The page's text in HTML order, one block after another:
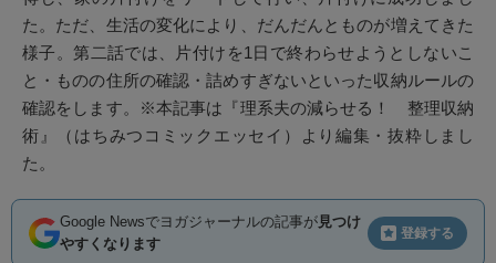
た。ただ、生活の変化により、だんだんとものが増えてきた
様子。第二話では、片付けを1日で終わらせようとしないこ
と・ものの住所の確認・詰めすぎないといった収納ルールの
確認をします。※本記事は『理系夫の減らせる！ 整理収納
術』（はちみつコミックエッセイ）より編集・抜粋しまし
た。
Google Newsでヨガジャーナルの記事が見つけ
やすくなります
登録する